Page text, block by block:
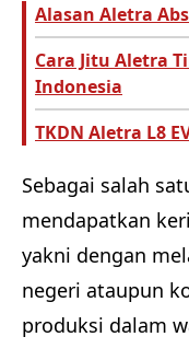
Alasan Aletra
Cara Jitu Aletra
Indonesia
TKDN Aletra L8
Sebagai salah
mendapatkan
yakni dengan
negeri ataupun
produksi dalam